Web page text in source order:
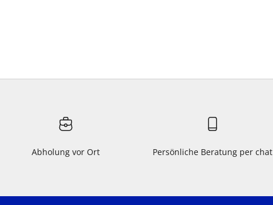
Abholung vor Ort Persönliche Beratung per chat